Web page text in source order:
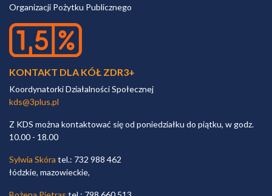
Organizacji Pożytku Publicznego
KONTAKT DLA KÓŁ ZDR3+
Koordynatorki Działalności Społecznej
kds@3plus.pl
Z KDS można kontaktować się od poniedziałku do piątku, w godz.
10.00 - 18.00
Sylwia Skóra tel.: 732 988 462
łódzkie, mazowieckie,